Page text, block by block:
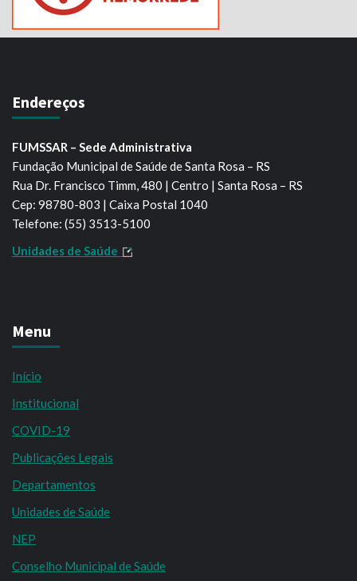
Endereços
FUMSSAR – Sede Administrativa
Fundação Municipal de Saúde de Santa Rosa – RS
Rua Dr. Francisco Timm, 480 | Centro | Santa Rosa – RS
Cep: 98780-803 | Caixa Postal 1040
Telefone: (55) 3513-5100
Unidades de Saúde
Menu
Início
Institucional
COVID-19
Publicações Legais
Departamentos
Unidades de Saúde
NEP
Conselho Municipal de Saúde